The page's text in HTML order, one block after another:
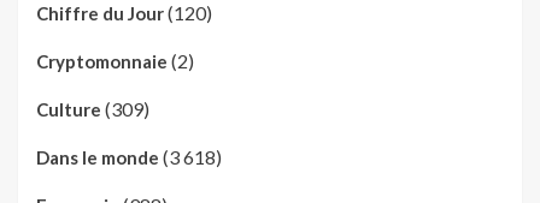
Chiffre du Jour(120)
Cryptomonnaie (2)
Culture (309)
Dans le monde (3 618)